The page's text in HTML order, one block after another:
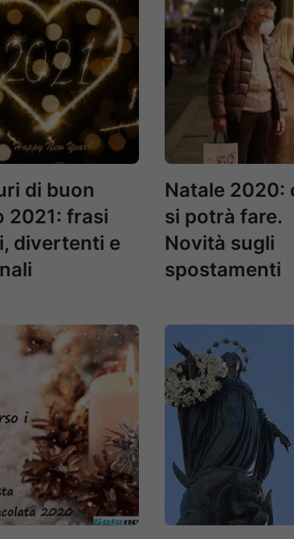
di buon
2021: frasi
divertenti e
Natale 2020:
si potrà fare.
Novità sugli
spostamenti